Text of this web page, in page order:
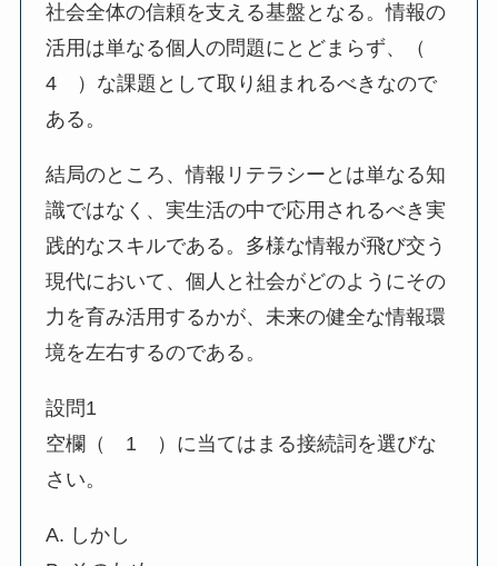
社会全体の信頼を支える基盤となる。情報の
活用は単なる個人の問題にとどまらず、（
4 ）な課題として取り組まれるべきなので
ある。
結局のところ、情報リテラシーとは単なる知
識ではなく、実生活の中で応用されるべき実
践的なスキルである。多様な情報が飛び交う
現代において、個人と社会がどのようにその
力を育み活用するかが、未来の健全な情報環
境を左右するのである。
設問1
空欄（ 1 ）に当てはまる接続詞を選びな
さい。
A. しかし